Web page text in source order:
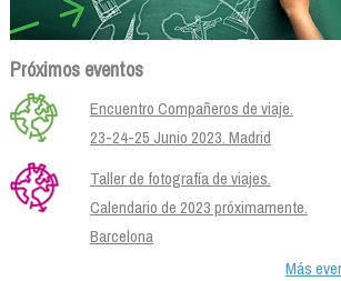
Próximos eventos
Encuentro Compañeros de viaje.
23-24-25 Junio 2023. Madrid
Taller de fotografía de viajes.
Calendario de 2023 próximamente.
Barcelona
Más